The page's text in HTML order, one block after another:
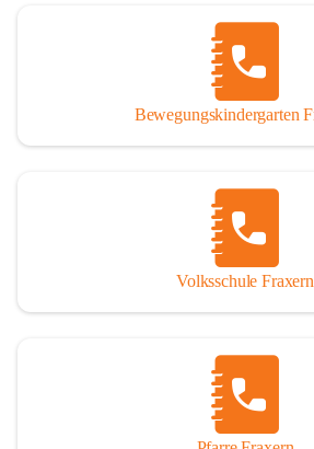
Bewegungskindergarten
Volksschule Fraxern